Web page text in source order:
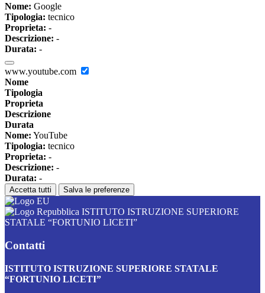
Nome: Google
Tipologia: tecnico
Proprieta: -
Descrizione: -
Durata: -
www.youtube.com
Nome
Tipologia
Proprieta
Descrizione
Durata
Nome: YouTube
Tipologia: tecnico
Proprieta: -
Descrizione: -
Durata: -
Accetta tutti Salva le preferenze
ISTITUTO ISTRUZIONE SUPERIORE
STATALE “FORTUNIO LICETI”
Contatti
ISTITUTO ISTRUZIONE SUPERIORE STATALE
“FORTUNIO LICETI”